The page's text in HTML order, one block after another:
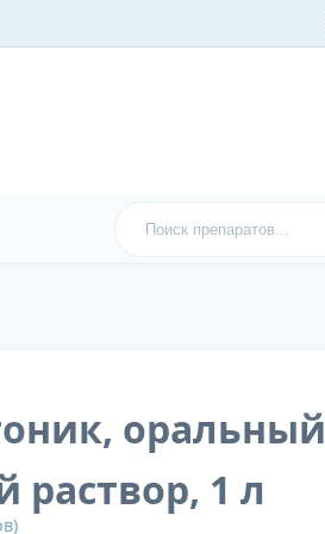
оральный
1 л